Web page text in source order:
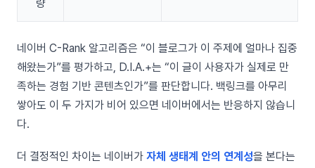
량
네이버 C-Rank 알고리즘은 “이 블로그가 이 주제에 얼마나 집중
해왔는가”를 평가하고, D.I.A.+는 “이 글이 사용자가 실제로 만
족하는 경험 기반 콘텐츠인가”를 판단합니다. 백링크를 아무리
쌓아도 이 두 가지가 비어 있으면 네이버에서는 반응하지 않습니
다.
더 결정적인 차이는 네이버가 자체 생태계 안의 연계성을 본다는